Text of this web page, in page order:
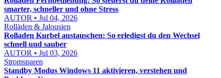
smarter, schneller und ohne Stress
AUTOR • Jul 04, 2026
Rolläden & Jalousien
Rolladen Kurbel austauschen: So erledigst du den Wechsel
schnell und sauber
AUTOR • Jul 03, 2026
Stromsparen
Standby Modus Windows 11 aktivieren, verstehen und